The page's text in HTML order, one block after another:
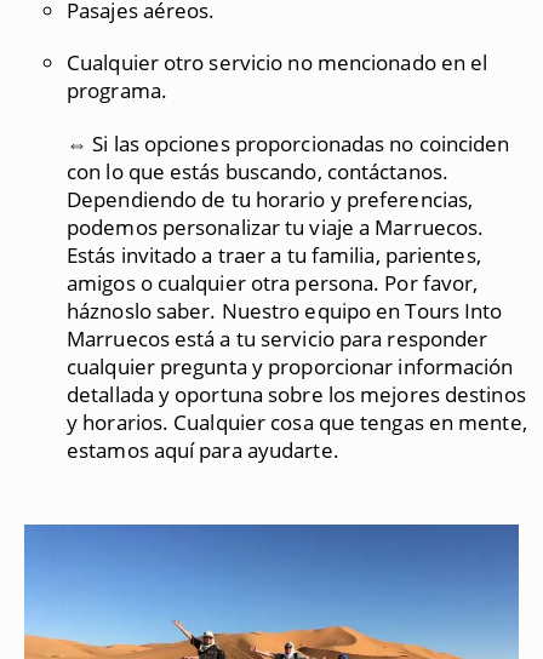
Pasajes aéreos.
Cualquier otro servicio no mencionado en el
programa.
⇔ Si las opciones proporcionadas no coinciden
con lo que estás buscando, contáctanos.
Dependiendo de tu horario y preferencias,
podemos personalizar tu viaje a Marruecos.
Estás invitado a traer a tu familia, parientes,
amigos o cualquier otra persona. Por favor,
háznoslo saber. Nuestro equipo en Tours Into
Marruecos está a tu servicio para responder
cualquier pregunta y proporcionar información
detallada y oportuna sobre los mejores destinos
y horarios. Cualquier cosa que tengas en mente,
estamos aquí para ayudarte.